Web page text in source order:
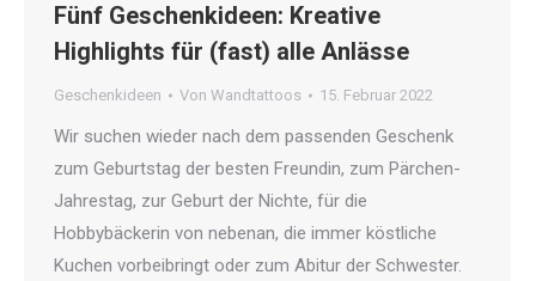
Fünf Geschenkideen: Kreative
Highlights für (fast) alle Anlässe
Geschenkideen Von Wandtattoos 15. Februar 2022
Wir suchen wieder nach dem passenden Geschenk
zum Geburtstag der besten Freundin, zum Pärchen-
Jahrestag, zur Geburt der Nichte, für die
Hobbybäckerin von nebenan, die immer köstliche
Kuchen vorbeibringt oder zum Abitur der Schwester.